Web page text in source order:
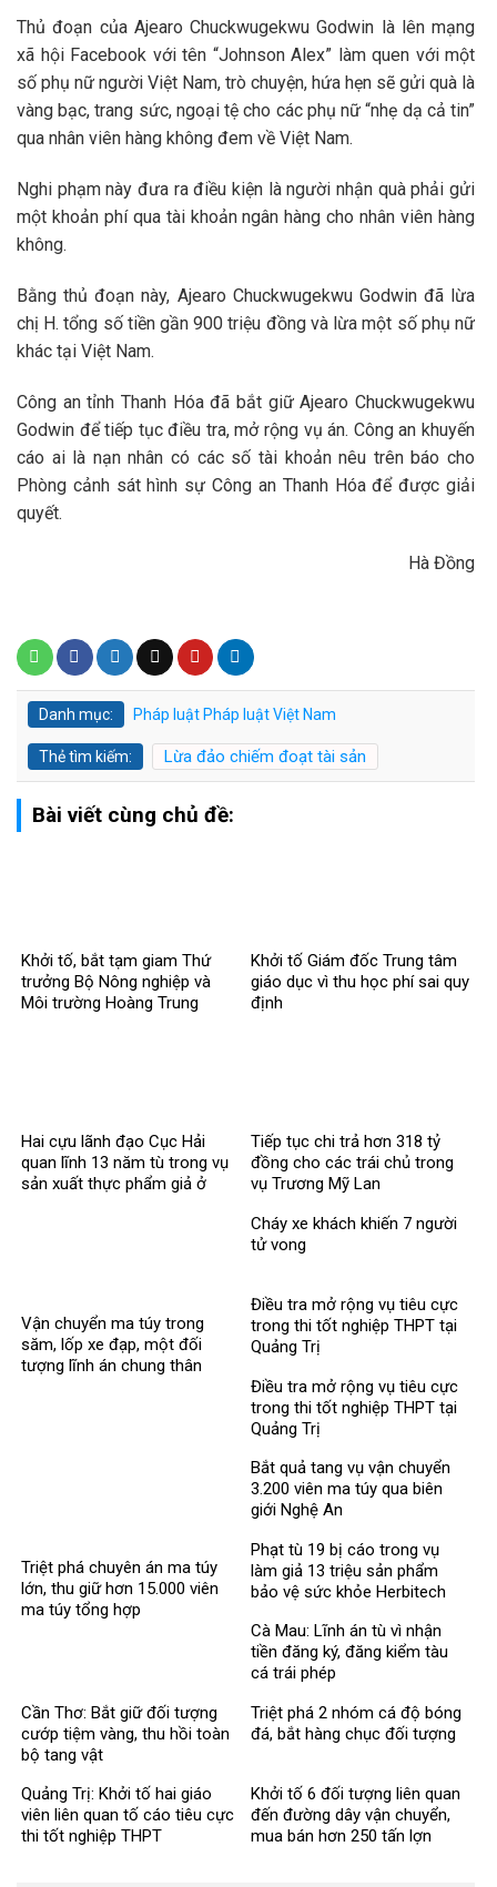
Thủ đoạn của Ajearo Chuckwugekwu Godwin là lên mạng
xã hội Facebook với tên “Johnson Alex” làm quen với một
số phụ nữ người Việt Nam, trò chuyện, hứa hẹn sẽ gửi quà là
vàng bạc, trang sức, ngoại tệ cho các phụ nữ “nhẹ dạ cả tin”
qua nhân viên hàng không đem về Việt Nam.
Nghi phạm này đưa ra điều kiện là người nhận quà phải gửi
một khoản phí qua tài khoản ngân hàng cho nhân viên hàng
không.
Bằng thủ đoạn này, Ajearo Chuckwugekwu Godwin đã lừa
chị H. tổng số tiền gần 900 triệu đồng và lừa một số phụ nữ
khác tại Việt Nam.
Công an tỉnh Thanh Hóa đã bắt giữ Ajearo Chuckwugekwu
Godwin để tiếp tục điều tra, mở rộng vụ án. Công an khuyến
cáo ai là nạn nhân có các số tài khoản nêu trên báo cho
Phòng cảnh sát hình sự Công an Thanh Hóa để được giải
quyết.
Hà Đồng
Danh mục: Pháp luật Pháp luật Việt Nam
Thẻ tìm kiếm: Lừa đảo chiếm đoạt tài sản
Bài viết cùng chủ đề:
Khởi tố, bắt tạm giam Thứ
trưởng Bộ Nông nghiệp và
Môi trường Hoàng Trung
Khởi tố Giám đốc Trung tâm
giáo dục vì thu học phí sai quy
định
Hai cựu lãnh đạo Cục Hải
quan lĩnh 13 năm tù trong vụ
sản xuất thực phẩm giả ở
Tiếp tục chi trả hơn 318 tỷ
đồng cho các trái chủ trong
vụ Trương Mỹ Lan
Vận chuyển ma túy trong
săm, lốp xe đạp, một đối
tượng lĩnh án chung thân
Cháy xe khách khiến 7 người
tử vong​
Điều tra mở rộng vụ tiêu cực
trong thi tốt nghiệp THPT tại
Quảng Trị
Điều tra mở rộng vụ tiêu cực
trong thi tốt nghiệp THPT tại
Quảng Trị
Triệt phá chuyên án ma túy
lớn, thu giữ hơn 15.000 viên
ma túy tổng hợp
Bắt quả tang vụ vận chuyển
3.200 viên ma túy qua biên
giới Nghệ An
Phạt tù 19 bị cáo trong vụ
làm giả 13 triệu sản phẩm
bảo vệ sức khỏe Herbitech
Cà Mau: Lĩnh án tù vì nhận
tiền đăng ký, đăng kiểm tàu
cá trái phép
Cần Thơ: Bắt giữ đối tượng
cướp tiệm vàng, thu hồi toàn
bộ tang vật
Triệt phá 2 nhóm cá độ bóng
đá, bắt hàng chục đối tượng
Quảng Trị: Khởi tố hai giáo
viên liên quan tố cáo tiêu cực
thi tốt nghiệp THPT
Khởi tố 6 đối tượng liên quan
đến đường dây vận chuyển,
mua bán hơn 250 tấn lợn